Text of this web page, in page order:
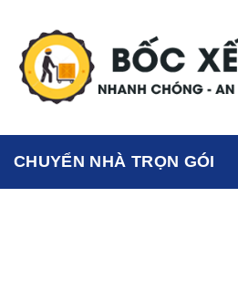
content
CHUYỂN NHÀ TRỌN GÓI